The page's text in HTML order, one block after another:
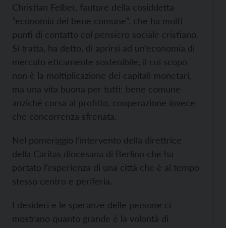
Christian Felber, fautore della cosiddetta
“economia del bene comune”, che ha molti
punti di contatto col pensiero sociale cristiano.
Si tratta, ha detto, di aprirsi ad un’economia di
mercato eticamente sostenibile, il cui scopo
non è la moltiplicazione dei capitali monetari,
ma una vita buona per tutti: bene comune
anziché corsa al profitto, cooperazione invece
che concorrenza sfrenata.
Nel pomeriggio l’intervento della direttrice
della Caritas diocesana di Berlino che ha
portato l’esperienza di una città che è al tempo
stesso centro e periferia.
I desideri e le speranze delle persone ci
mostrano quanto grande è la volontà di